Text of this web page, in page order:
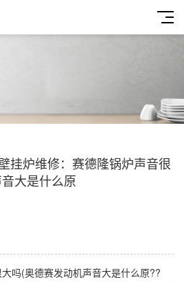
挂炉维修：赛德隆锅炉声音很
大是什么原
(奥德赛发动机声音大是什么原??